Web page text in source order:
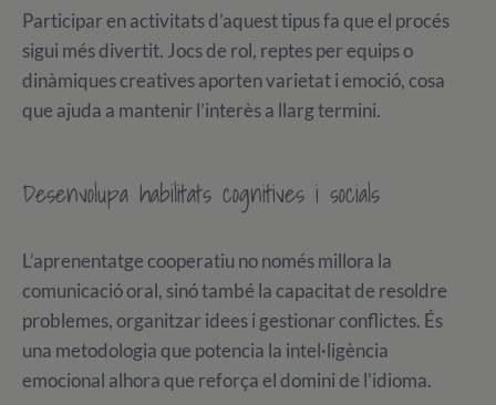
Participar en activitats d’aquest tipus fa que el procés
sigui més divertit. Jocs de rol, reptes per equips o
dinàmiques creatives aporten varietat i emoció, cosa
que ajuda a mantenir l’interès a llarg termini.
Desenvolupa habilitats cognitives i socials
L’aprenentatge cooperatiu no només millora la
comunicació oral, sinó també la capacitat de resoldre
problemes, organitzar idees i gestionar conflictes. És
una metodologia que potencia la intel·ligència
emocional alhora que reforça el domini de l’idioma.